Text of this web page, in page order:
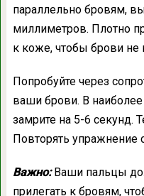
параллельно бровям,
миллиметров. Плотно
к коже, чтобы брови не
Попробуйте через
ваши брови. В
замрите на 5-6 секунд.
Повторять упражнение
Важно:Ваши пальцы
прилегать к бровям,